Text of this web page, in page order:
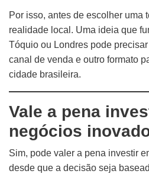
Por isso, antes de escolher uma
realidade local. Uma ideia que
Tóquio ou Londres pode
canal de venda e outro formato
cidade brasileira.
Vale a pena
negócios
Sim, pode valer a pena investir
desde que a decisão seja